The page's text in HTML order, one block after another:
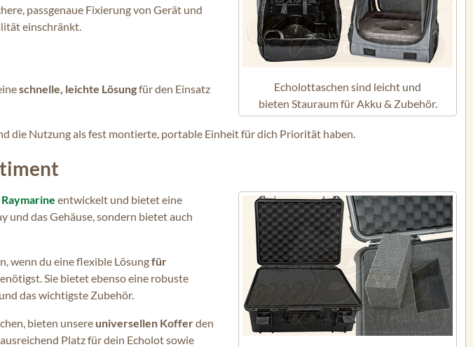
Echolottaschen sind leicht und
bieten Stauraum für Akku & Zubehör.
passgenaue Fixierung von Gerät und
einschränkt.
schnelle, leichte Lösungfür den Einsatz
die Nutzung als fest montierte, portable Einheit für dich Priorität haben.
Raymarine entwickelt und bietet eine
und das Gehäuse, sondern bietet auch
wenn du eine flexible Lösungfür
Sie bietet ebenso eine robuste
das wichtigste Zubehör.
bieten unsere universellen Kofferden
Platz für dein Echolot sowie